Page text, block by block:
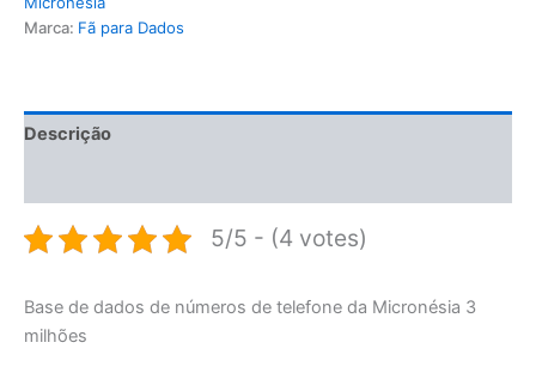
Marca: Fã para Dados
Descrição
5/5 - (4 votes)
Base de dados de números de telefone da Micronésia 3
milhões